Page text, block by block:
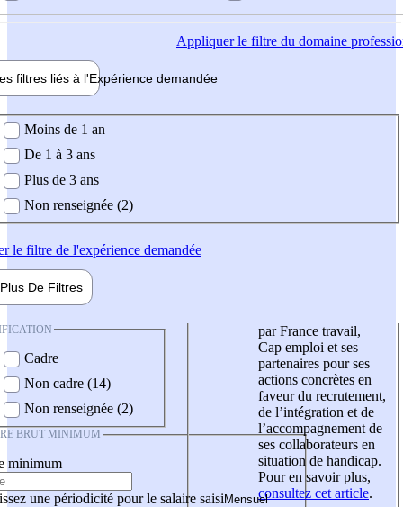
Appliquerle filtre du domaine
filtres liés à l'Expérience demandée
demandée
Moins de 1 an
De 1 à 3 ans
Plus de 3 ans
Non renseignée (2)
le filtre de l'expérience demandée
Plus De Filtres
Cadre
Non cadre (14)
Non renseignée (2)
BRUT MINIMUM
minimum
une périodicité pour le salaire saisi
par France travail,
Cap emploi et ses
partenaires pour ses
actions concrètes en
faveur du recrutement,
de l’intégration et de
l’accompagnement de
ses collaborateurs en
situation de handicap.
Pour en savoir plus,
consultez cet article.